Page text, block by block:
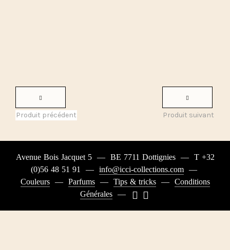
Produit précédent Produit suivant
Avenue Bois Jacquet 5 — BE 7711 Dottignies —
T +32
(0)56 48 51 91
— info@icci-collections.com
—
Couleurs
— Parfums — Tips & tricks —
Conditions
Générales —